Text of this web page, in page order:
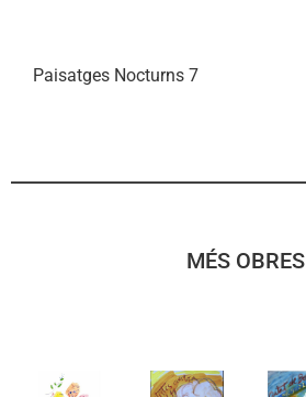
Paisatges Nocturns 7
MÉS OBRES